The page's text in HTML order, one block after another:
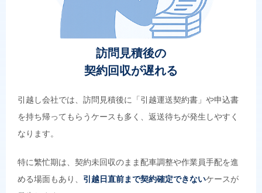
訪問見積後の
契約回収が遅れる
引越し会社では、訪問見積後に「引越運送契約書」や申込書
を持ち帰ってもらうケースも多く、返送待ちが発生しやすく
なります。
特に繁忙期は、契約未回収のまま配車調整や作業員手配を進
める場面もあり、 引越日直前まで契約確定できないケースが